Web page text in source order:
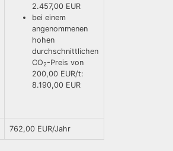
2.457,00 EUR
bei einem
angenommenen
hohen
durchschnittlichen
CO2-Preis von
200,00 EUR/t:
8.190,00 EUR
762,00 EUR/Jahr